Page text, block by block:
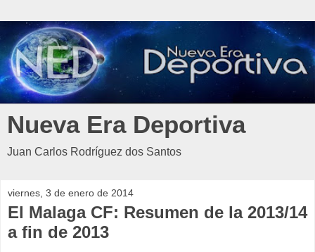
Nueva Era Deportiva
Juan Carlos Rodríguez dos Santos
viernes, 3 de enero de 2014
El Malaga CF: Resumen de la 2013/14
a fin de 2013